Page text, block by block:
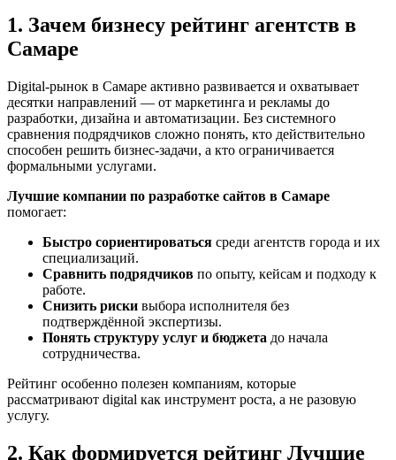
1. Зачем бизнесу рейтинг агентств в
Самаре
Digital-рынок в Самаре активно развивается и охватывает
десятки направлений — от маркетинга и рекламы до
разработки, дизайна и автоматизации. Без системного
сравнения подрядчиков сложно понять, кто действительно
способен решить бизнес-задачи, а кто ограничивается
формальными услугами.
Лучшие компании по разработке сайтов в Самаре
помогает:
Быстро сориентироваться среди агентств города и их
специализаций.
Сравнить подрядчиков по опыту, кейсам и подходу к
работе.
Снизить риски выбора исполнителя без
подтверждённой экспертизы.
Понять структуру услуг и бюджета до начала
сотрудничества.
Рейтинг особенно полезен компаниям, которые
рассматривают digital как инструмент роста, а не разовую
услугу.
2. Как формируется рейтинг Лучшие